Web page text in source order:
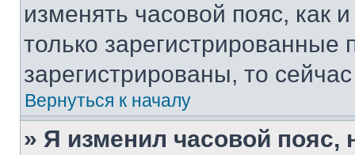
изменять часовой пояс, как
только
зарегистрированы, то
Вернуться к началу
» Я изменил часовой пояс,